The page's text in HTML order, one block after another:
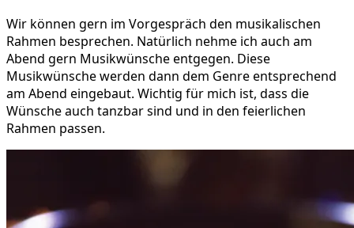
Wir können gern im Vorgespräch den musikalischen
Rahmen besprechen. Natürlich nehme ich auch am
Abend gern Musikwünsche entgegen. Diese
Musikwünsche werden dann dem Genre entsprechend
am Abend eingebaut. Wichtig für mich ist, dass die
Wünsche auch tanzbar sind und in den feierlichen
Rahmen passen.